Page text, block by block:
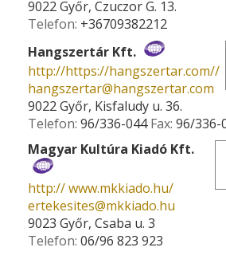
9022 Győr, Czuczor G. 13.
Telefon: +36709382212
Hangszertár Kft.
http://https://hangszertar.com//
hangszertar­@­hangszertar.com
9022 Győr, Kisfaludy u. 36.
Telefon: 96/336-044 Fax: 96/336-
Magyar Kultúra Kiadó Kft.
http:// www.mkkiado.hu/
ertekesites­@­mkkiado.hu
9023 Győr, Csaba u. 3
Telefon: 06/96 823 923